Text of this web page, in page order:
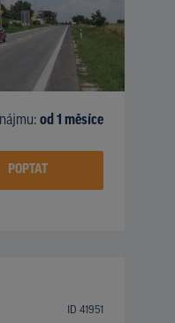
od 1 měsíce
POPTAT
ID 41951